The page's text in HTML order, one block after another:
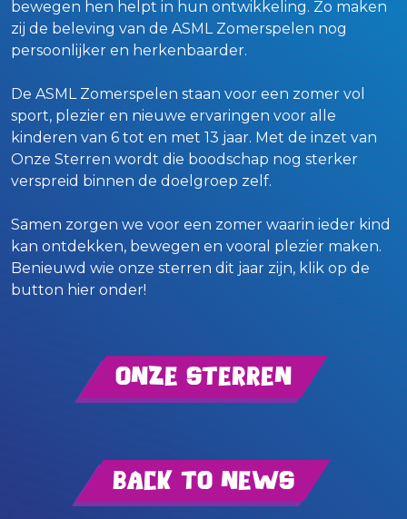
bewegen hen helpt in hun ontwikkeling. Zo maken
zij de beleving van de ASML Zomerspelen nog
persoonlijker en herkenbaarder.
De ASML Zomerspelen staan voor een zomer vol
sport, plezier en nieuwe ervaringen voor alle
kinderen van 6 tot en met 13 jaar. Met de inzet van
Onze Sterren wordt die boodschap nog sterker
verspreid binnen de doelgroep zelf.
Samen zorgen we voor een zomer waarin ieder kind
kan ontdekken, bewegen en vooral plezier maken.
Benieuwd wie onze sterren dit jaar zijn, klik op de
button hier onder!
Onze Sterren
Back to news